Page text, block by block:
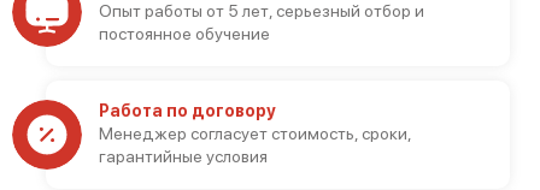
Опыт работы от 5 лет, серьезный отбор и
постоянное обучение
Работа по договору
Менеджер согласует стоимость, сроки,
гарантийные условия